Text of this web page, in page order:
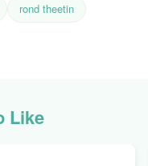
rond theetin
Like